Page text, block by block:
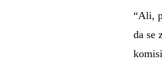
“Ali,
da se